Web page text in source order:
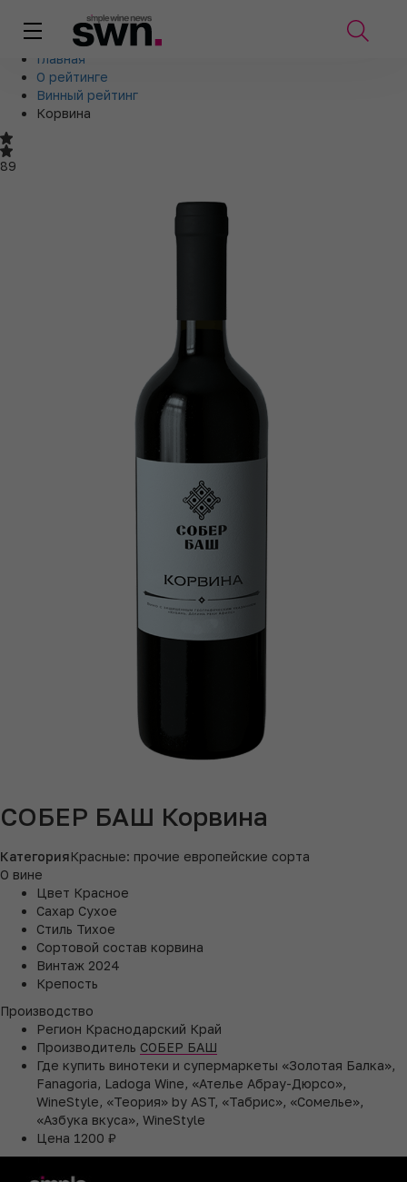
Главная
О рейтинге
Винный рейтинг
Корвина
89
СОБЕР БАШ Корвина
КатегорияКрасные: прочие европейские сорта
О вине
Цвет Красное
Сахар Сухое
Стиль Тихое
Сортовой состав корвина
Винтаж 2024
Крепость
Производство
Регион Краснодарский Край
Производитель СОБЕР БАШ
Где купить винотеки и супермаркеты «Золотая Балка»,
Fanagoria, Ladoga Wine, «Ателье Абрау-Дюрсо»,
WineStyle, «Теория» by AST, «Табрис», «Сомелье»,
«Азбука вкуса», WineStyle
Цена 1200 ₽